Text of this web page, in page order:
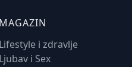
MAGAZIN
Lifestyle i zdravlje
Ljubav i Sex